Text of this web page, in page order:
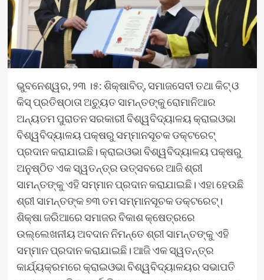
ଭୁବନେଶ୍ୱର, ୨୩ ।୫: ଶିକ୍ଷାବିତ୍‌, ସମାଜସେବୀ ତଥା କିଟ୍ ଓ
କିସ୍ ପ୍ରତିଷ୍ଠାତା ଅଚ୍ୟୁତ ସାମନ୍ତଙ୍କୁ ରୋମାନିଆର
ଅନ୍ୟତମ ପୁରାତନ ସରକାରୀ ବିଶ୍ୱବିଦ୍ୟାଳୟ କ୍ରାଇଓଭା
ବିଶ୍ୱବିଦ୍ୟାଳୟ ପକ୍ଷରୁ ସମ୍ମାନସୂଚକ ଡକ୍ଟରେଟ୍‍
ପ୍ରଦାନ କରାଯାଇଛି। କ୍ରାଇଓଭା ବିଶ୍ୱବିଦ୍ୟାଳୟ ପକ୍ଷରୁ
ଅନୁଷ୍ଠିତ ଏକ ସ୍ୱତନ୍ତ୍ର ଉତ୍ସବରେ ଆଜି ଶ୍ରୀ
ସାମନ୍ତଙ୍କୁ ଏହି ସମ୍ମାନ ପ୍ରଦାନ କରାଯାଇଛି। ଏହା ହେଉଛି
ଶ୍ରୀ ସାମନ୍ତଙ୍କ ୭୩ ତମ ସମ୍ମାନସୂଚକ ଡକ୍ଟରେଟ୍।
ଶିକ୍ଷା ଜରିଆରେ ସମାଜର ବିକାଶ କ୍ଷେତ୍ରରେ
ଉଲ୍ଲେଖନୀୟ ଅବଦାନ ନିମନ୍ତେ ଶ୍ରୀ ସାମନ୍ତଙ୍କୁ ଏହି
ସମ୍ମାନ ପ୍ରଦାନ କରାଯାଇଛି। ଆଜି ଏକ ସ୍ୱତନ୍ତ୍ର
କାର୍ଯ୍ୟକ୍ରମରେ କ୍ରାଇଓଭା ବିଶ୍ୱବିଦ୍ୟାଳୟର ସଭାପତି